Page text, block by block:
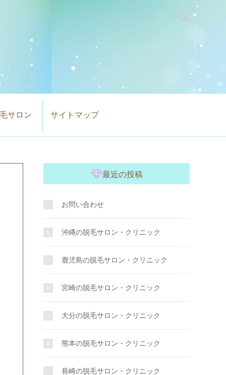
サロン サイトマップ
最近の投稿
お問い合わせ
沖縄の脱毛サロン・クリニック
鹿児島の脱毛サロン・クリニック
宮崎の脱毛サロン・クリニック
大分の脱毛サロン・クリニック
熊本の脱毛サロン・クリニック
長崎の脱毛サロン・クリニック